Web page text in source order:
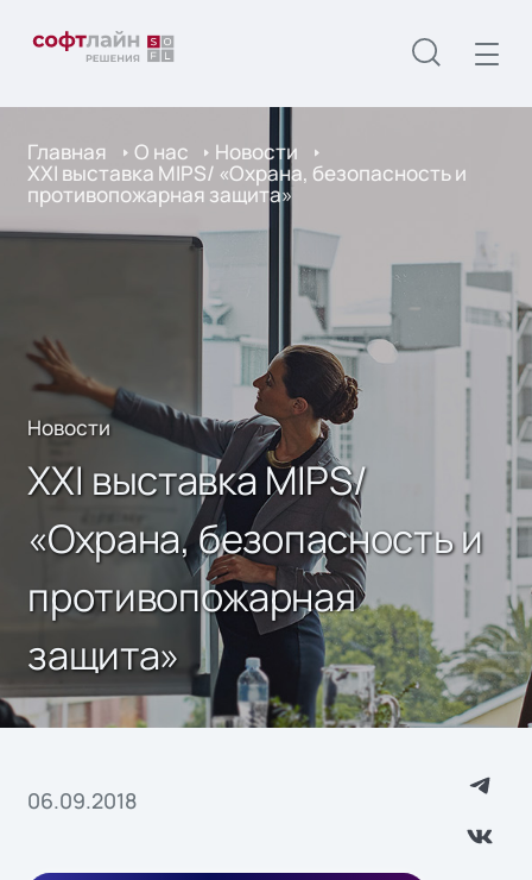
Главная О нас Новости
XXI выставкa MIPS/ «Охрана, безопасность и
противопожарная защита»
Новости
XXI выставкa MIPS/
«Охрана, безопасность и
противопожарная
защита»
06.09.2018